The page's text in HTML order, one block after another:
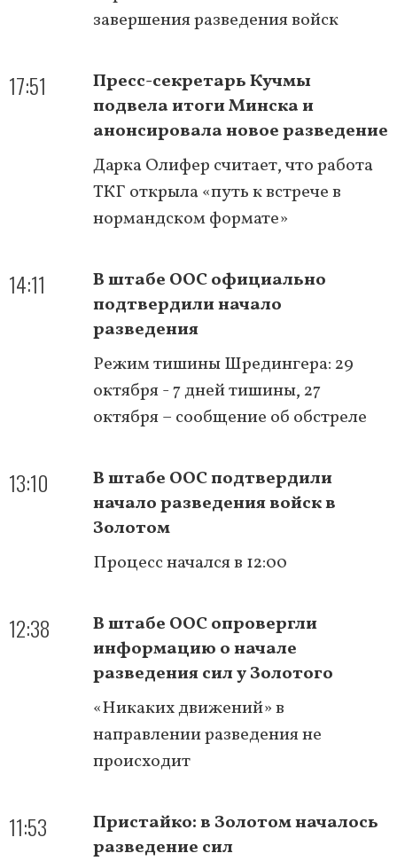
завершения разведения войск
17:51
Пресс-секретарь Кучмы
подвела итоги Минска и
анонсировала новое разведение
Дарка Олифер считает, что работа
ТКГ открыла «путь к встрече в
нормандском формате»
14:11
В штабе ООС официально
подтвердили начало
разведения
Режим тишины Шредингера: 29
октября - 7 дней тишины, 27
октября – сообщение об обстреле
13:10
В штабе ООС подтвердили
начало разведения войск в
Золотом
Процесс начался в 12:00
12:38
В штабе ООС опровергли
информацию о начале
разведения сил у Золотого
«Никаких движений» в
направлении разведения не
происходит
11:53
Пристайко: в Золотом началось
разведение сил